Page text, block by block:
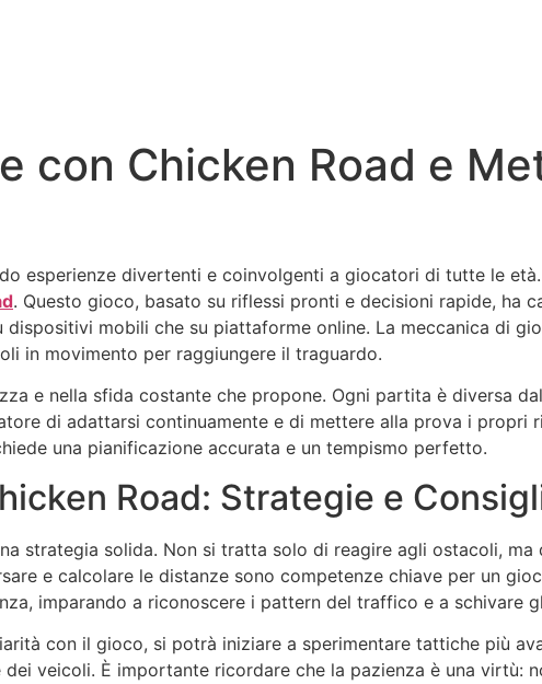
con Chicken Road e
esperienze divertenti e coinvolgenti a giocatori di tutte le
. Questo gioco, basato su riflessi pronti e decisioni rapide, ha
mobili che su piattaforme online. La meccanica di
in movimento per raggiungere il traguardo.
e nella sfida costante che propone. Ogni partita è diversa
di adattarsi continuamente e di mettere alla prova i propri
una pianificazione accurata e un tempismo perfetto.
Road: Strategie e
strategia solida. Non si tratta solo di reagire agli ostacoli, ma
e calcolare le distanze sono competenze chiave per un
imparando a riconoscere i pattern del traffico e a schivare
con il gioco, si potrà iniziare a sperimentare tattiche più
veicoli. È importante ricordare che la pazienza è una virtù: